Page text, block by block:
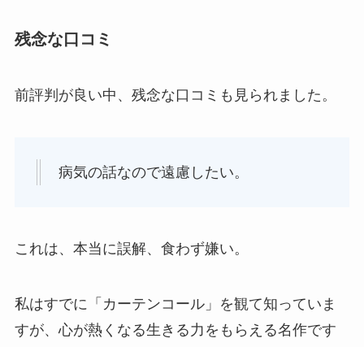
残念な口コミ
前評判が良い中、残念な口コミも見られました。
病気の話なので遠慮したい。
これは、本当に誤解、食わず嫌い。
私はすでに「カーテンコール」を観て知っていま
すが、心が熱くなる生きる力をもらえる名作です